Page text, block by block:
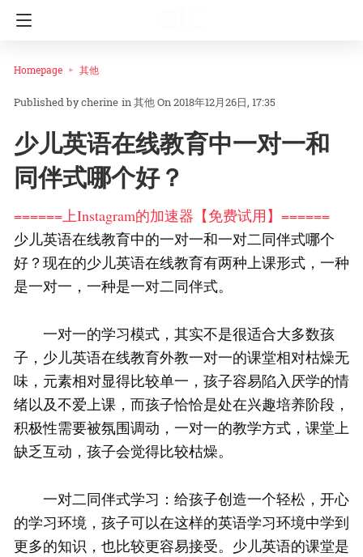
Homepage 其他
cherine in其他On 2018年12月26日, 17:35
少儿英语在线教育中一对一和
同伴式哪个好？
======上Instagram的加速器【免费试用】======
少儿英语在线教育中的一对一和一对二同伴式哪个
好？现在的少儿英语在线教育有两种上课形式，一种
是一对一，一种是一对二同伴式。
一对一的学习模式，其实不是很适合大多数孩
子，少儿英语在线教育外教一对一的课堂相对枯燥无
味，元素相对显得比较单一，孩子容易陷入厌学的情
绪以及不爱上课，而孩子恰恰是处在兴趣培养阶段，
积极性需要被氛围调动，一对一的教学方式，课堂上
缺乏互动，孩子会觉得比较枯燥。
一对二同伴式学习：给孩子创造一个轻松，开心
的学习环境，孩子可以在这样的英语学习环境中学到
更多的知识，也比较更容易接受。少儿英语的课堂是